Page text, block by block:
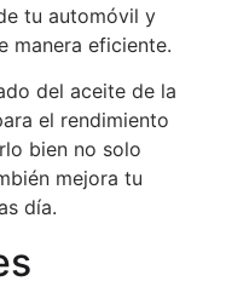
tu automóvil y
manera eficiente.
del aceite de la
el rendimiento
bien no solo
mejora tu
día.